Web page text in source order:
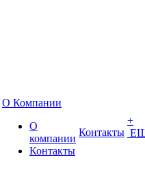
О Компании
О
компании
Контакты
Контакты
+